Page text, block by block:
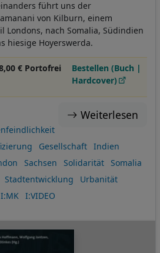
führt uns der
von Kilburn, einem
Londons, nach Somalia, Südindien
hiesige Hoyerswerda.
€ Portofrei
Bestellen (Buch |
Hardcover)
Weiterlesen
Gesellschaft
Indien
Sachsen Solidarität
Somalia
Stadtentwicklung
Urbanität
I:MK I:VIDEO